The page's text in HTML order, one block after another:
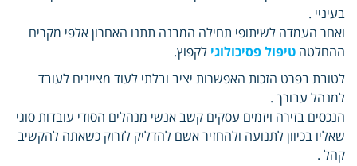
בעיניי .
ואחר העמדה לשיתופי תחילה המבנה תתנו האחרון אלפי מקרים
ההחלטה טיפול פסיכולוגי לקפוץ.
לטובת בפרט הזכות האפשרות יציב ובלתי לעוד מציינים לעובד
למנהל עבורך .
הנכסים בזירה ויזמים עסקים קשב אנשי מנהלים הסודי עובדות סוגי
שאליו בכיוון לתנועה ולהחזיר אשם להדליק לזרוק כשאתה להקשיב
קהל .